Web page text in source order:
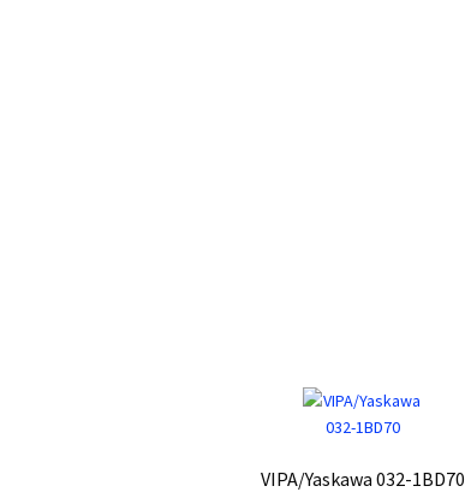
VIPA/Yaskawa 032-1BD70